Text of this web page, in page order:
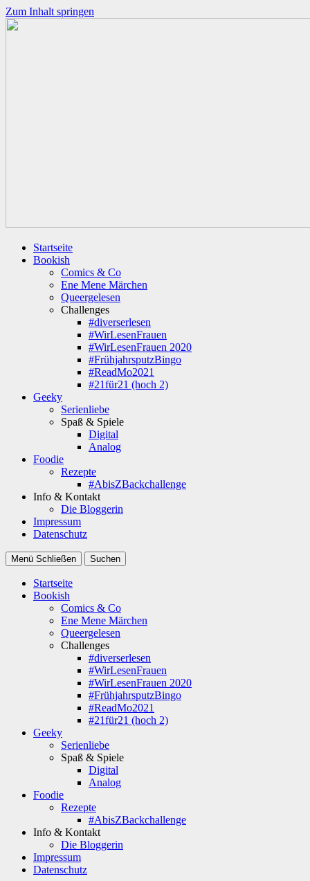
Zum Inhalt springen
Startseite
Bookish
Comics & Co
Ene Mene Märchen
Queergelesen
Challenges
#diverserlesen
#WirLesenFrauen
#WirLesenFrauen 2020
#FrühjahrsputzBingo
#ReadMo2021
#21für21 (hoch 2)
Geeky
Serienliebe
Spaß & Spiele
Digital
Analog
Foodie
Rezepte
#AbisZBackchallenge
Info & Kontakt
Die Bloggerin
Impressum
Datenschutz
Menü Schließen Suchen
Startseite
Bookish
Comics & Co
Ene Mene Märchen
Queergelesen
Challenges
#diverserlesen
#WirLesenFrauen
#WirLesenFrauen 2020
#FrühjahrsputzBingo
#ReadMo2021
#21für21 (hoch 2)
Geeky
Serienliebe
Spaß & Spiele
Digital
Analog
Foodie
Rezepte
#AbisZBackchallenge
Info & Kontakt
Die Bloggerin
Impressum
Datenschutz